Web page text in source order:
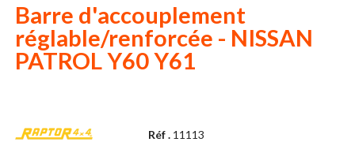
Barre d'accouplement
réglable/renforcée - NISSAN
PATROL Y60 Y61
Réf . 11113